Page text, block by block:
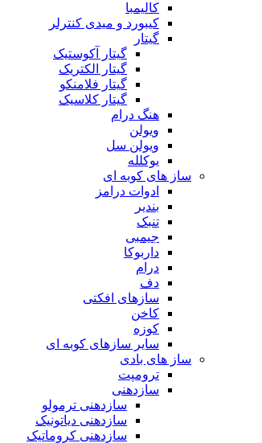
کالیمبا
کیبورد و میدی کنترلر
گیتار
گیتار آکوستیک
گیتار الکتریک
گیتار فلامنکو
گیتار کلاسیک
هنگ درام
ویولن
ویولن سل
یوکلله
ساز های کوبه ای
ادوات درامز
بندیر
تنبک
جیمبی
داربوکا
درام
دف
سازهای افکتی
کاخن
کوزه
سایر سازهای کوبه ای
ساز های بادی
ترومپت
سازدهنی
سازدهنی ترمولو
سازدهنی دیاتونیک
سازدهنی کروماتیک